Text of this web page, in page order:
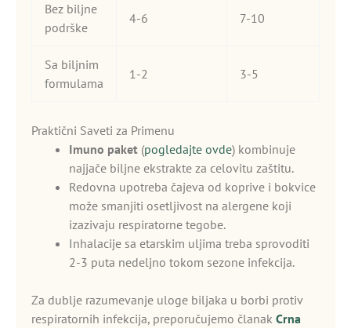
Bez biljne
podrške
4-6 7-10
Sa biljnim
formulama
1-2 3-5
Praktični Saveti za Primenu
Imuno paket (pogledajte ovde) kombinuje
najjače biljne ekstrakte za celovitu zaštitu.
Redovna upotreba čajeva od koprive i bokvice
može smanjiti osetljivost na alergene koji
izazivaju respiratorne tegobe.
Inhalacije sa etarskim uljima treba sprovoditi
2-3 puta nedeljno tokom sezone infekcija.
Za dublje razumevanje uloge biljaka u borbi protiv
respiratornih infekcija, preporučujemo članak Crna